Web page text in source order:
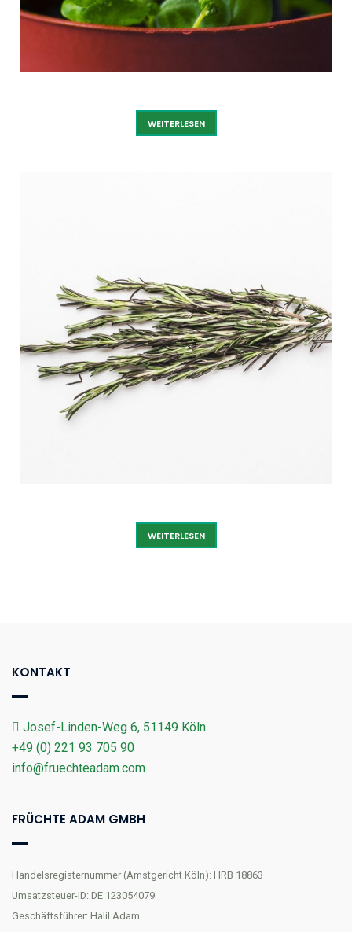
WEITERLESEN
WEITERLESEN
KONTAKT
Josef-Linden-Weg 6, 51149 Köln
+49 (0) 221 93 705 90
info@fruechteadam.com
FRÜCHTE ADAM GMBH
Handelsregisternummer (Amstgericht Köln): HRB 18863
Umsatzsteuer-ID: DE 123054079
Geschäftsführer: Halil Adam